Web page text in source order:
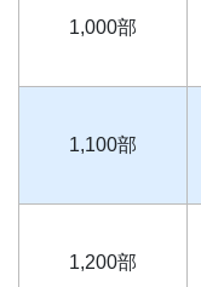
1,000部
1,100部
1,200部